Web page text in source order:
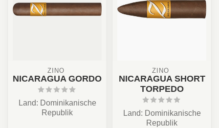
ZINO
NICARAGUA GORDO
Land: Dominikanische
Republik
ZINO
NICARAGUA SHORT
TORPEDO
Land: Dominikanische
Republik